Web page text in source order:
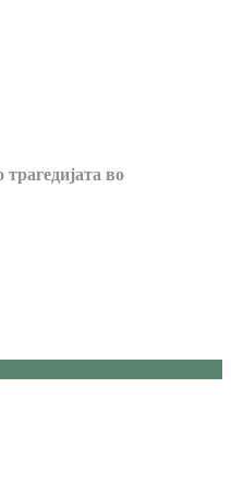
трагедијата во